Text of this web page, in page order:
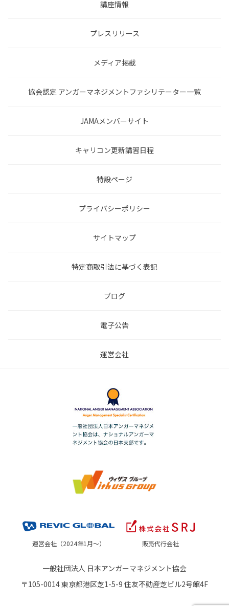
講座情報
プレスリリース
メディア掲載
協会認定 アンガーマネジメントファシリテーター一覧
JAMAメンバーサイト
キャリコン更新講習日程
特設ページ
プライバシーポリシー
サイトマップ
特定商取引法に基づく表記
ブログ
電子公告
運営会社
運営会社（2024年1月～） 販売代行会社
一般社団法人 日本アンガーマネジメント協会
〒105-0014 東京都港区芝1-5-9 住友不動産芝ビル2号館4F